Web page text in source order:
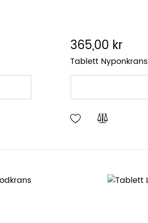
365,00 kr
Tablett Nyponkrans